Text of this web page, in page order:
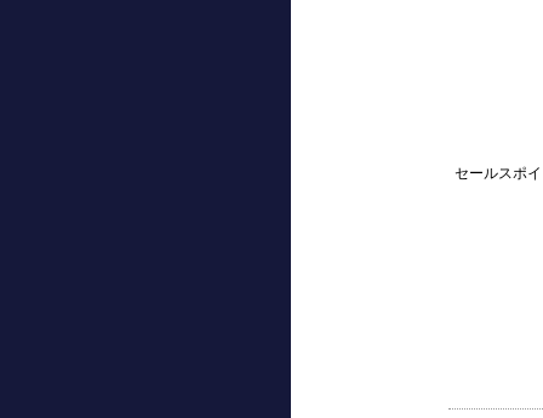
セールスポ